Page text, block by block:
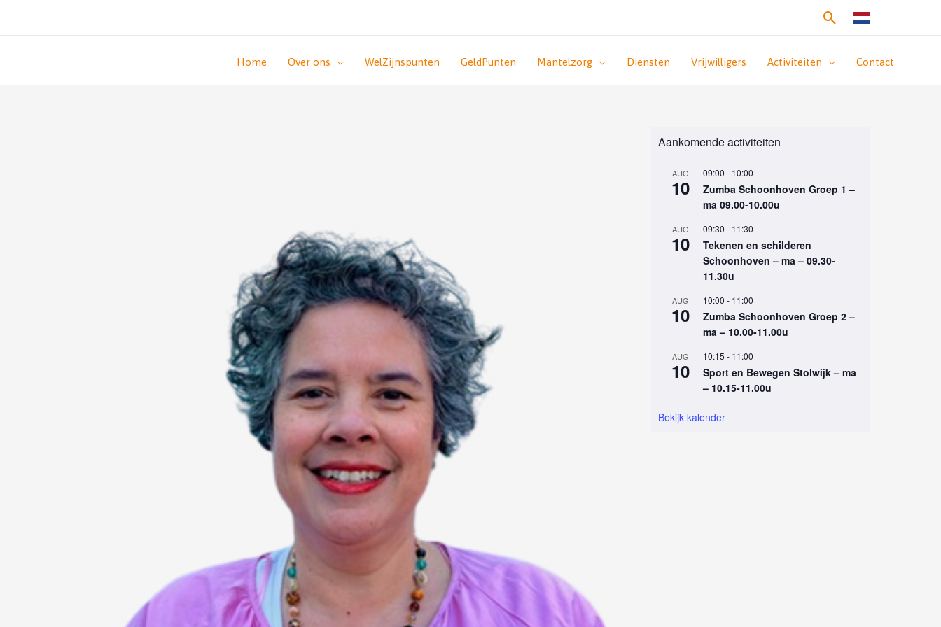
Zoeken
Home Over ons WelZijnspunten GeldPunten Mantelzorg Diensten Vrijwilligers Activiteiten Contact
Aankomende activiteiten
AUG
10
09:00 - 10:00
Zumba Schoonhoven Groep 1 –
ma 09.00-10.00u
AUG
10
09:30 - 11:30
Tekenen en schilderen
Schoonhoven – ma – 09.30-
11.30u
AUG
10
10:00 - 11:00
Zumba Schoonhoven Groep 2 –
ma – 10.00-11.00u
AUG
10
10:15 - 11:00
Sport en Bewegen Stolwijk – ma
– 10.15-11.00u
Bekijk kalender